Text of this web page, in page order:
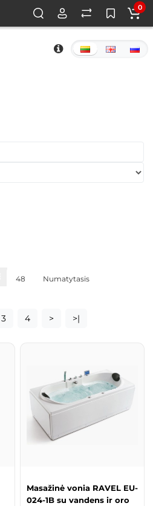
0
48 Numatytasis
3 4 > >|
Masažinė vonia RAVEL EU-
024-1B su vandens ir oro